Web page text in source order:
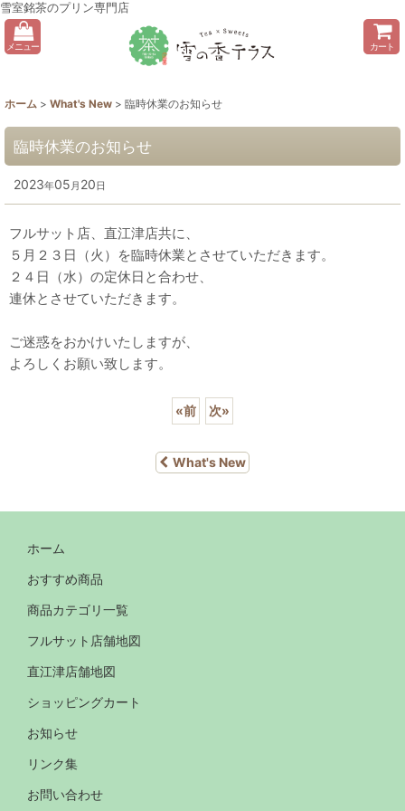
雪室銘茶のプリン専門店
メニュー カート
ホーム > What's New > 臨時休業のお知らせ
臨時休業のお知らせ
2023年05 月 20日
フルサット店、直江津店共に、
５月２３日（火）を臨時休業とさせていただきます。
２４日（水）の定休日と合わせ、
連休とさせていただきます。
ご迷惑をおかけいたしますが、
よろしくお願い致します。
«前 次»
What's New
ホーム
おすすめ商品
商品カテゴリ一覧
フルサット店舗地図
直江津店舗地図
ショッピングカート
お知らせ
リンク集
お問い合わせ